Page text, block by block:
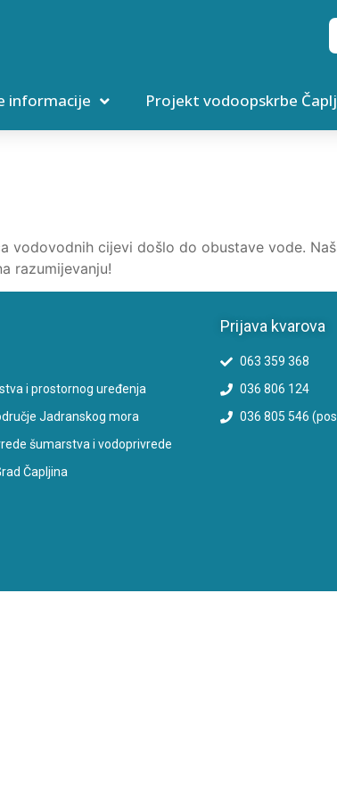
informacije Projekt vodoopskrbe
vodovodnih cijevi došlo do obustave vode.
razumijevanju!
i prostornog uređenja
Jadranskog mora
šumarstva i vodoprivrede
Čapljina
Prijava kvarova
063 359 368
036 806 124
036 805 546